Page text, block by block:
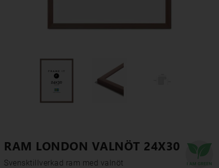
RAM LONDON VALNÖT 24X30
Svensktillverkad ram med valnöt